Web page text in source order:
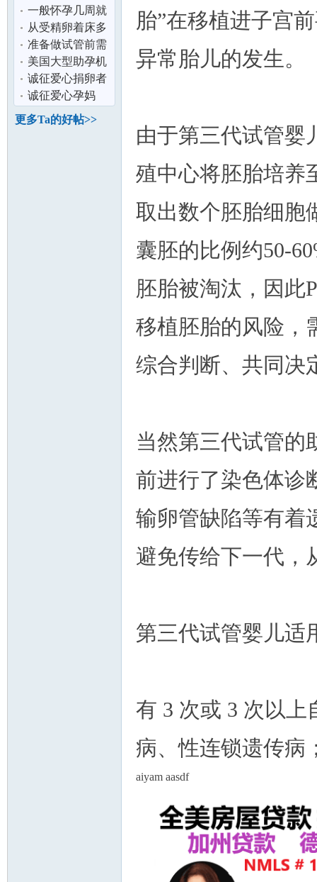
管会不会很
影响怀孕生育 /
去做试管婴
一般怀孕几周就
会出现胎心胎
芽？/第一次怀
从受精卵着床多
久可以知道怀
孕？
准备做试管前需
要做些什么？
美国大型助孕机
构简介
诚征爱心捐卵者
诚征爱心孕妈
更多Ta的好帖>>
胎”在移植进子宫
异常胎儿的发生。
由于第三代试管婴
殖中心将胚胎培养
取出数个胚胎细胞
囊胚的比例约50-
胚胎被淘汰，因此
移植胚胎的风险，
综合判断、共同决
当然第三代试管的
前进行了染色体诊
输卵管缺陷等有着
避免传给下一代，
第三代试管婴儿适
有 3 次或 3 次以
病、性连锁遗传病
aiyam aasdf